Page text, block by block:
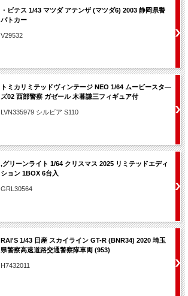
・ビテス 1/43 マツダ アテンザ (マツダ6) 2003 静岡県警
パトカー
V29532
トミカリミテッドヴィンテージ NEO 1/64 ムービースタ―
ズ02 西部警察 ガゼール 木暮謙三フィギュア付
LVN335979 シルビア S110
,グリーンライト 1/64 クリスマス 2025 リミテッドエディ
ション 1BOX 6台入
GRL30564
RAI'S 1/43 日産 スカイライン GT-R (BNR34) 2020 埼玉
県警察高速道路交通警察隊車両 (953)
H7432011